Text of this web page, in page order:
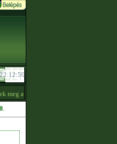
az ,,Aktuális hirdetéseket" a
.